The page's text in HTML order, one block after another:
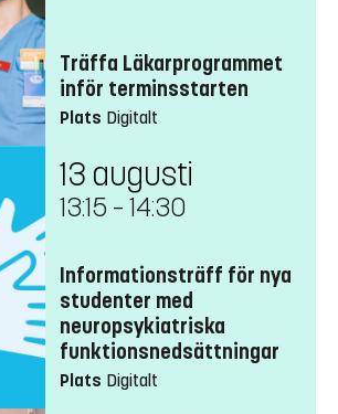
Träffa Läkarprogrammet
inför terminsstarten
Plats Digitalt
13 augusti
13:15 – 14:30
Informationsträff för nya
studenter med
neuropsykiatriska
funktionsnedsättningar
Plats Digitalt